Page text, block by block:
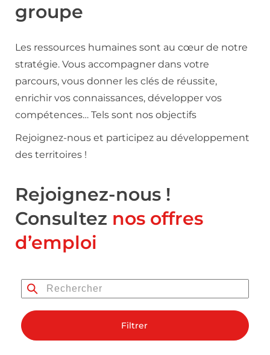
groupe
Les ressources humaines sont au cœur de notre
stratégie. Vous accompagner dans votre
parcours, vous donner les clés de réussite,
enrichir vos connaissances, développer vos
compétences… Tels sont nos objectifs
Rejoignez-nous et participez au développement
des territoires !
Rejoignez-nous !
Consultez nos offres
d’emploi
Filtrer